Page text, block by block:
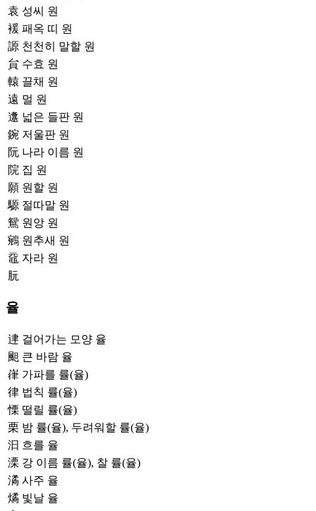
袁 성씨 원
褑 패옥 띠 원
謜 천천히 말할 원
貟 수효 원
轅 끌채 원
遠 멀 원
邍 넓은 들판 원
鋺 저울판 원
阮 나라 이름 원
院 집 원
願 원할 원
騵 절따말 원
鴛 원앙 원
鵷 원추새 원
黿 자라 원
䏓
율
䢖 걸어가는 모양 율
䫻 큰 바람 율
嵂 가파를 률(율)
律 법칙 률(율)
慄 떨릴 률(율)
栗 밤 률(율), 두려워할 률(율)
汩 흐를 율
溧 강 이름 률(율), 찰 률(율)
潏 사주 율
燏 빛날 율